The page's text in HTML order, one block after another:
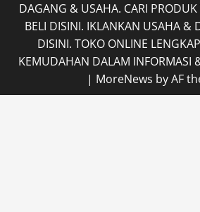
DAGANG & USAHA. CARI
BELI DISINI. IKLANKAN USAHA &
DISINI. TOKO ONLINE
KEMUDAHAN DALAM INFORMASI
| MoreNews by AF